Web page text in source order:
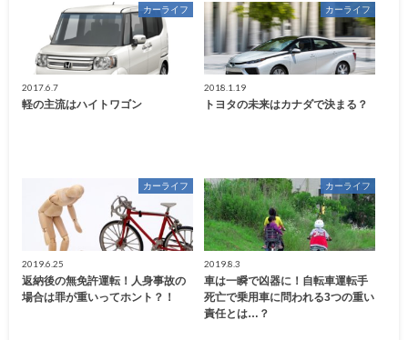
カーライフ
2017.6.7
軽の主流はハイトワゴン
カーライフ
2018.1.19
トヨタの未来はカナダで決まる？
カーライフ
2019.6.25
返納後の無免許運転！人身事故の
場合は罪が重いってホント？！
カーライフ
2019.8.3
車は一瞬で凶器に！自転車運転手
死亡で乗用車に問われる3つの重い
責任とは…？